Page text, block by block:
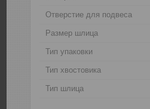
Отверстие для подвеса
Размер шлица
Тип упаковки
Тип хвостовика
Тип шлица